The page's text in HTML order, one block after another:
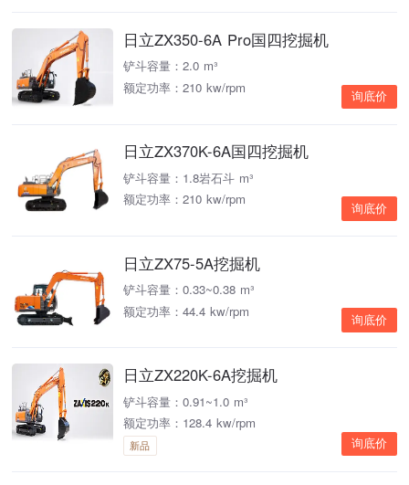
日立ZX350-6A Pro国四挖掘机
铲斗容量：2.0 m³
额定功率：210 kw/rpm
询底价
日立ZX370K-6A国四挖掘机
铲斗容量：1.8岩石斗 m³
额定功率：210 kw/rpm
询底价
日立ZX75-5A挖掘机
铲斗容量：0.33~0.38 m³
额定功率：44.4 kw/rpm
询底价
日立ZX220K-6A挖掘机
铲斗容量：0.91~1.0 m³
额定功率：128.4 kw/rpm
新品 询底价